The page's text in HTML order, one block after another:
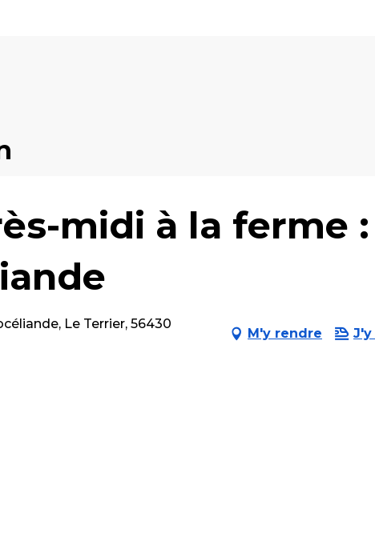
midi à la ferme
Le Terrier, 56430
M'y rendre J'y